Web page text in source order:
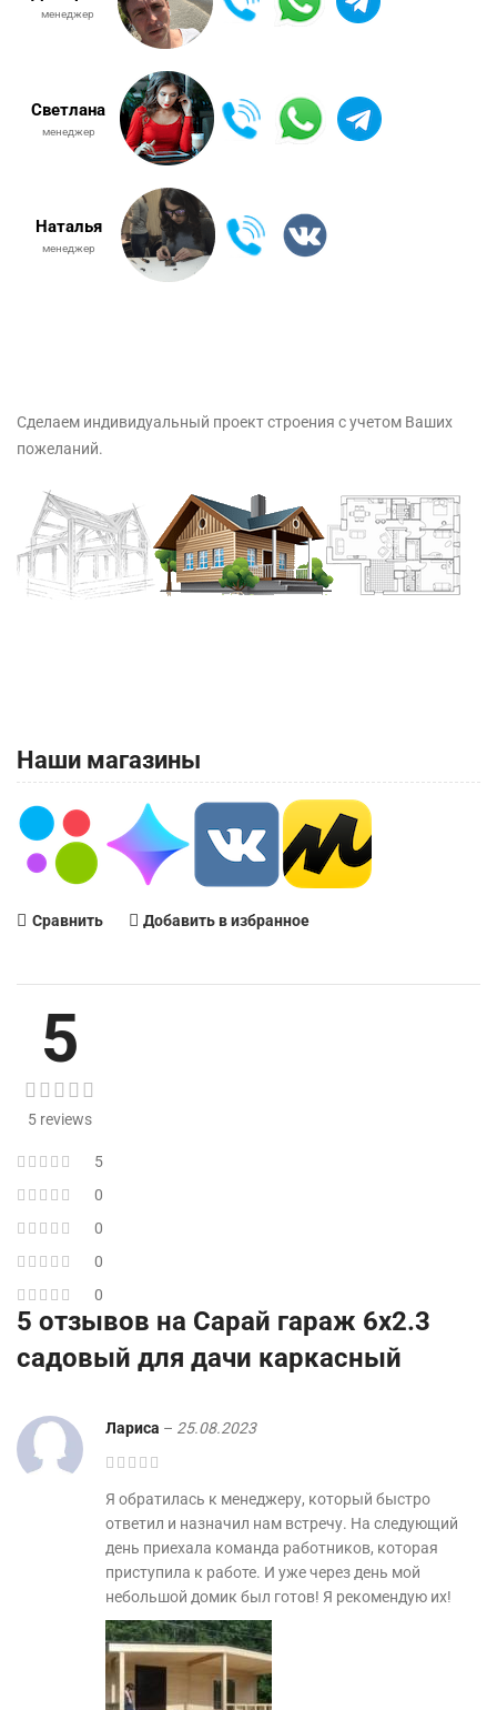
менеджер
Светлана
менеджер
Наталья
менеджер
Сделаем индивидуальный проект строения с учетом Ваших
пожеланий.
Наши магазины
Сравнить Добавить в избранное
5
5 reviews
5
0
0
0
0
5 отзывов на Сарай гараж 6х2.3
садовый для дачи каркасный
Лариса – 25.08.2023
Я обратилась к менеджеру, который быстро
ответил и назначил нам встречу. На следующий
день приехала команда работников, которая
приступила к работе. И уже через день мой
небольшой домик был готов! Я рекомендую их!